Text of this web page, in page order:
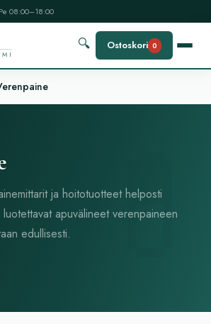
08:00–18:00
🔍 Ostoskori 0
ja hoitotuotteet helposti
apuvälineet verenpaineen
edullisesti.